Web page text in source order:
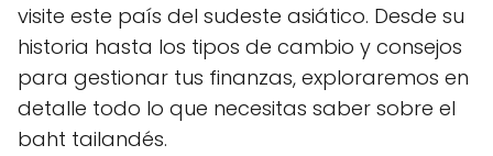
visite este país del sudeste asiático. Desde su
historia hasta los tipos de cambio y consejos
para gestionar tus finanzas, exploraremos en
detalle todo lo que necesitas saber sobre el
baht tailandés.